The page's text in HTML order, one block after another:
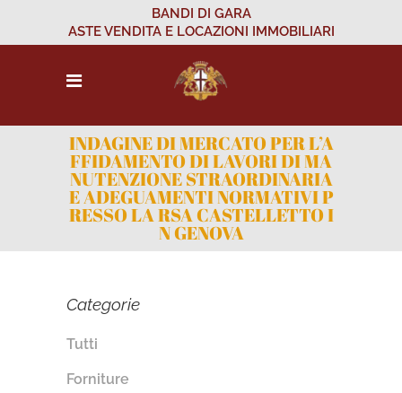
BANDI DI GARA
ASTE VENDITA E LOCAZIONI IMMOBILIARI
INDAGINE DI MERCATO PER L’A
FFIDAMENTO DI LAVORI DI MA
NUTENZIONE STRAORDINARIA
E ADEGUAMENTI NORMATIVI P
RESSO LA RSA CASTELLETTO I
N GENOVA
Categorie
Tutti
Forniture